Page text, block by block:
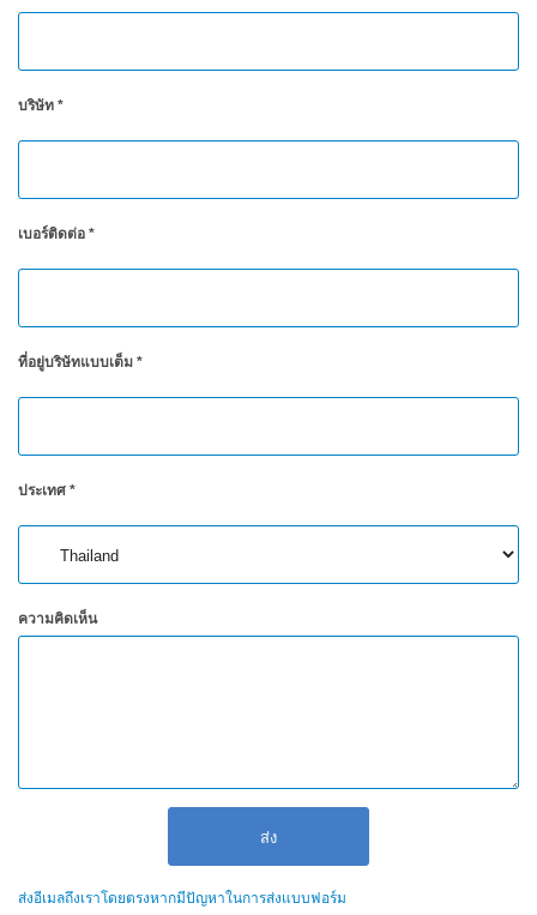
เคลือบ
ส่วน
บุคคล
พลาสติก
เตรียม
และ
งาน
พิมพ์
ทอ
สี
การ
การ
เปอร์
บริษัท *
เบอร์ติดต่อ *
ที่อยู่บริษัทแบบเต็ม *
ประเทศ *
ความคิดเห็น
ส่งอีเมลถึงเราโดยตรงหากมีปัญหาในการส่งแบบฟอร์ม